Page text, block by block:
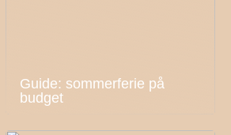
Guide: sommerferie på
budget